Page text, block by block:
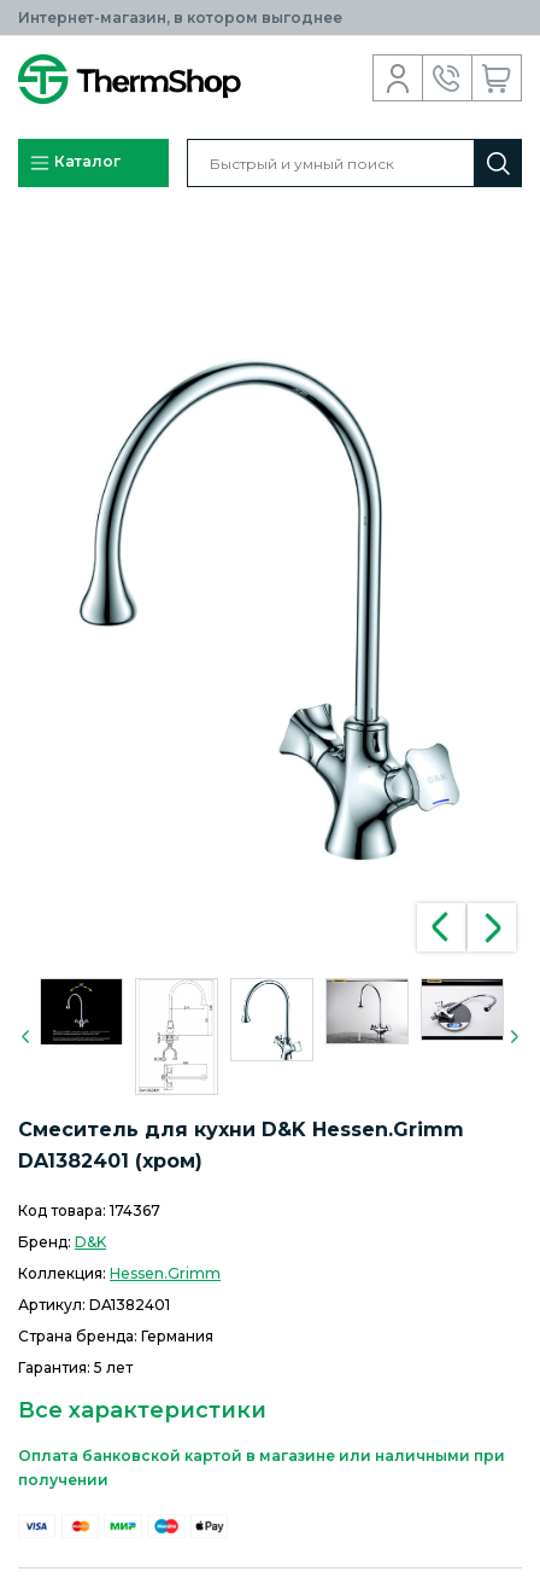
Интернет-магазин, в котором выгоднее
Каталог
Смеситель для кухни D&K Hessen.Grimm
DA1382401 (хром)
Код товара: 174367
Бренд: D&K
Коллекция: Hessen.Grimm
Артикул: DA1382401
Страна бренда: Германия
Гарантия: 5 лет
Все характеристики
Оплата банковской картой в магазине или наличными при
получении